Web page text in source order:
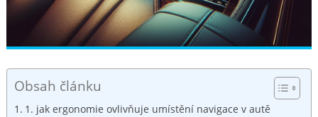
Obsah článku
1. jak ergonomie⁤ ovlivňuje umístění navigace ⁢v autě